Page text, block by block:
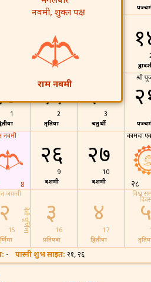
तृतिया
१२
दशमी
1
१९
2
तृतिया
२०
3
चतुर्थी
श्री
नवमी, शुक्ल पक्ष
राम नवमी
नवमी
8
२६
9
दशमी
२७
10
दशमी
कामदा
२८
जयन्ती
देवी पूर्णिमा
२
15
३
16
प्रतिपदा
४
17
द्वितीया
विश्व
५
- पास्नी शुभ साइत: २१, २६